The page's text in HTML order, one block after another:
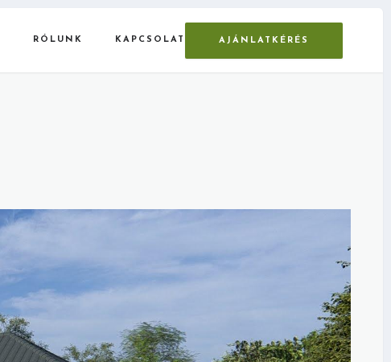
RÓLUNK KAPCSOLAT AJÁNLATKÉRÉS